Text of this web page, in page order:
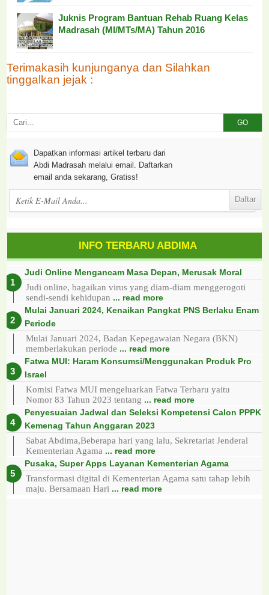
Juknis Program Bantuan Rehab Ruang Kelas
Madrasah (MI/MTs/MA) Tahun 2016
Terimakasih kunjunganya dan Silahkan
tinggalkan jejak :
GO
Dapatkan informasi artikel terbaru dari
Abdi Madrasah melalui email. Daftarkan
email anda sekarang, Gratiss!
INFO TERBARU ABDIMA
Judi Online Mengancam Masa Depan, Merusak Moral
Judi online, bagaikan virus yang diam-diam menggerogoti
sendi-sendi kehidupan ... read more
Mulai Januari 2024, Kenaikan Pangkat PNS Berlaku Enam
Periode
Mulai Januari 2024, Badan Kepegawaian Negara (BKN)
memberlakukan periode ... read more
Fatwa MUI: Haram Konsumsi/Menggunakan Produk Pro
Israel
Komisi Fatwa MUI mengeluarkan Fatwa Terbaru yaitu
Nomor 83 Tahun 2023 tentang ... read more
Penyesuaian Jadwal dan Seleksi Kompetensi Calon PPPK
Kemenag Tahun Anggaran 2023
Sabat Abdima,Beberapa hari yang lalu, Sekretariat Jenderal
Kementerian Agama ... read more
Pusaka, Super Apps Layanan Kementerian Agama
Transformasi digital di Kementerian Agama satu tahap lebih
maju. Bersamaan Hari ... read more